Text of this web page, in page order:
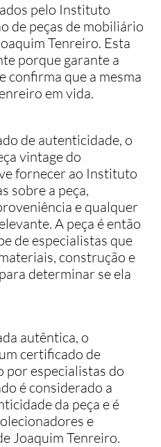
pelo Instituto
de peças de mobiliário
Tenreiro. Esta
porque garante a
confirma que a mesma
em vida.
de autenticidade, o
vintage do
fornecer ao Instituto
sobre a peça,
e qualquer
A peça é então
de especialistas que
construção e
determinar se ela
autêntica, o
certificado de
por especialistas do
é considerado a
da peça e é
e
Joaquim Tenreiro.